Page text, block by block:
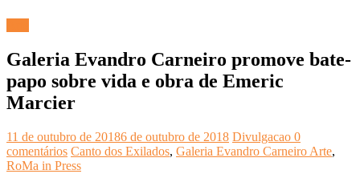
Galeria Evandro Carneiro promove bate-
papo sobre vida e obra de Emeric
Marcier
11 de outubro de 20186 de outubro de 2018 Divulgacao 0
comentários Canto dos Exilados, Galeria Evandro Carneiro Arte,
RoMa in Press